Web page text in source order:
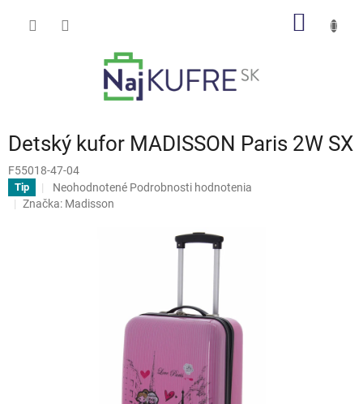
Detský kufor MADISSON Paris 2W SX
F55018-47-04
Tip
Priemerné
hodnotenie
Neohodnotené Podrobnosti hodnotenia
Značka: Madisson